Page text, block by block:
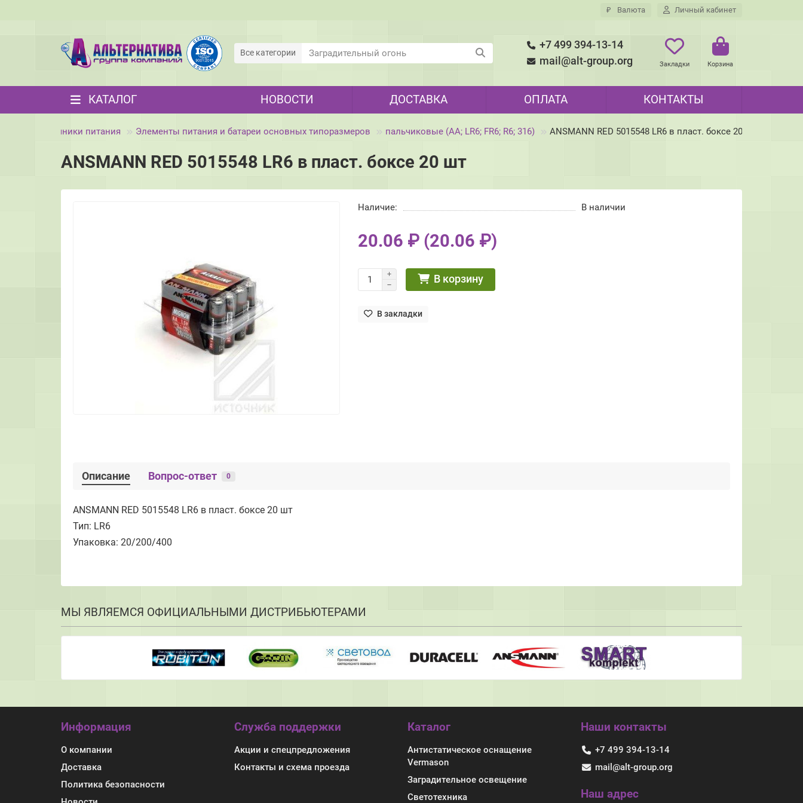
₽ Валюта Личный кабинет
Все категории
+7 499 394-13-14
mail@alt-group.org
Закладки Корзина
КАТАЛОГ НОВОСТИ ДОСТАВКА ОПЛАТА КОНТАКТЫ
Источники питания Элементы питания и батареи основных типоразмеров пальчиковые (AA; LR6; FR6; R6; 316) ANSMANN RED 5015548 LR6 в пласт. боксе 20 шт
ANSMANN RED 5015548 LR6 в пласт. боксе 20 шт
Наличие: В наличии
20.06 ₽ (20.06 ₽)
В корзину
В закладки
Описание Вопрос-ответ 0
ANSMANN RED 5015548 LR6 в пласт. боксе 20 шт
Тип: LR6
Упаковка: 20/200/400
МЫ ЯВЛЯЕМСЯ ОФИЦИАЛЬНЫМИ ДИСТРИБЬЮТЕРАМИ
Информация
О компании
Доставка
Политика безопасности
Служба поддержки
Акции и спецпредложения
Контакты и схема проезда
Каталог
Антистатическое оснащение
Vermason
Заградительное освещение
Светотехника
Наши контакты
+7 499 394-13-14
mail@alt-group.org
Наш адрес